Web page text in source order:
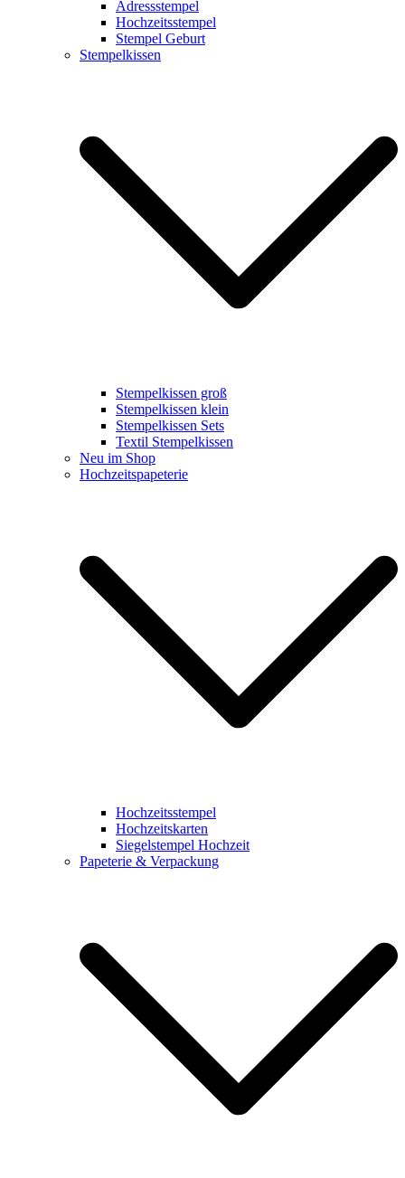
Adressstempel
Hochzeitsstempel
Stempel Geburt
Stempelkissen
Stempelkissen groß
Stempelkissen klein
Stempelkissen Sets
Textil Stempelkissen
Neu im Shop
Hochzeitspapeterie
Hochzeitsstempel
Hochzeitskarten
Siegelstempel Hochzeit
Papeterie & Verpackung